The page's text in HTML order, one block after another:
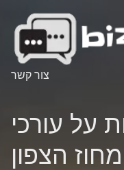
צור קשר
על עורכי
הצפון